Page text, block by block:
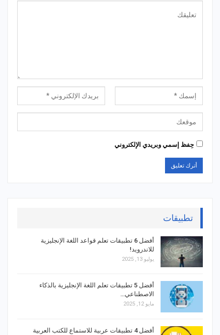
حِفظ إسمي وبريدي الإلكتروني
تطبيقات
أفضل 6 تطبيقات تعلم قواعد اللغة الإنجليزية
للاندرويد!
يوليو 13, 2025
أفضل 5 تطبيقات تعلم اللغة الإنجليزية بالذكاء
الاصطناعي…
مايو 12, 2025
أفضل 4 تطبيقات عربية للاستماع للكتب العربية